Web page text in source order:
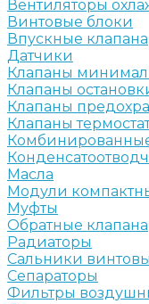
Вентиляторы
Винтовые блоки
Впускные клапана
Датчики
Клапаны
Клапаны
Клапаны
Клапаны
Масла
Модули
Муфты
Обратные клапана
Радиаторы
Сальники
Сепараторы
Фильтры